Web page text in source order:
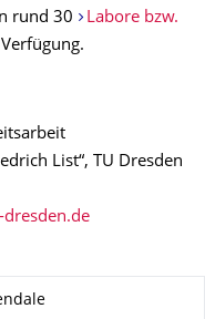
rund 30
Labore bzw.
List“, TU Dresden